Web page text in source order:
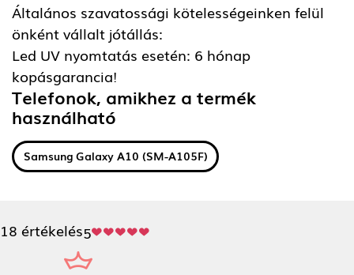
Általános szavatossági kötelességeinken felül
önként vállalt jótállás:
Led UV nyomtatás esetén: 6 hónap
kopásgarancia!
Telefonok, amikhez a termék
használható
Samsung Galaxy A10 (SM-A105F)
18 értékelés5